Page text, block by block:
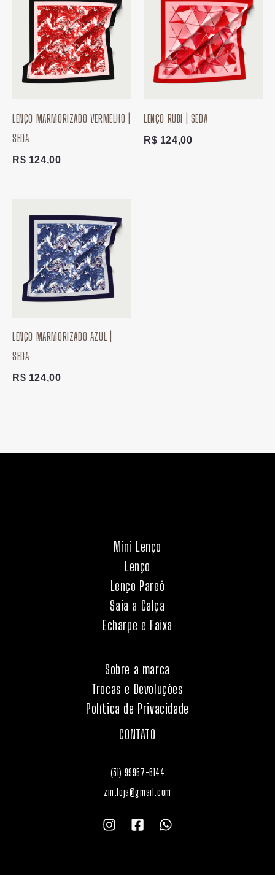
LENÇO MARMORIZADO VERMELHO |
SEDA
R$ 124,00
LENÇO RUBI | SEDA
R$ 124,00
LENÇO MARMORIZADO AZUL |
SEDA
R$ 124,00
Mini Lenço
Lenço
Lenço Pareô
Saia a Calça
Echarpe e Faixa
Sobre a marca
Trocas e Devoluções
Política de Privacidade
CONTATO
(31) 99957-6144
zin.loja@gmail.com